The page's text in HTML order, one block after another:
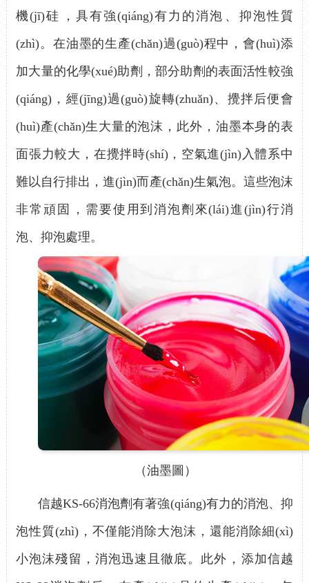
機(jī)硅，具有強(qiáng)有力的消泡、抑泡性質
(zhì)。在油墨的生產(chǎn)過(guò)程中，會(huì)添
加大量的化學(xué)助劑，部分助劑的表面活性較強
(qiáng)，經(jīng)過(guò)旋轉(zhuǎn)、攪拌后便會
(huì)產(chǎn)生大量的泡沫，此外，油墨本身的表
面張力較大，在攪拌時(shí)，空氣進(jìn)入體系中
難以自行排出，進(jìn)而產(chǎn)生氣泡。這些泡沫
非常頑固，需要使用到消泡劑來(lái)進(jìn)行消
泡、抑泡處理。
（油墨圖）
信越KS-66消泡劑有著強(qiáng)有力的消泡、抑
泡性質(zhì)，不僅能消除大泡沫，還能消除細(xì)
小泡沫殘留，消泡迅速且徹底。此外，添加信越